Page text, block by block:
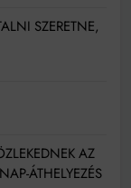
SZERETNE,
AZ
ÁTHELYEZÉS